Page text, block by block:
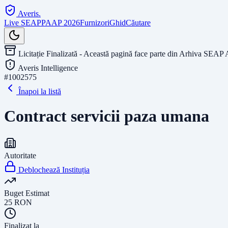
Averis.
Live SEAPPAAP 2026FurnizoriGhidCăutare
Licitație Finalizată - Această pagină face parte din Arhiva SEAP
Averis Intelligence
#1002575
Înapoi la listă
Contract servicii paza umana
Autoritate
Deblochează Instituția
Buget Estimat
25 RON
Finalizat la